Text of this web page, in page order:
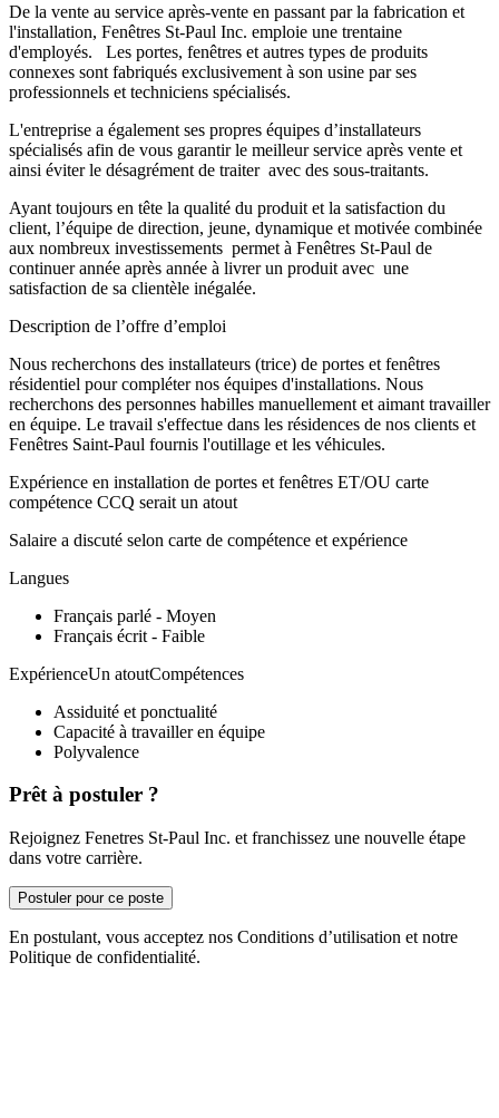
De la vente au service après-vente en passant par la fabrication et
l'installation, Fenêtres St-Paul Inc. emploie une trentaine
d'employés. Les portes, fenêtres et autres types de produits
connexes sont fabriqués exclusivement à son usine par ses
professionnels et techniciens spécialisés.
L'entreprise a également ses propres équipes d’installateurs
spécialisés afin de vous garantir le meilleur service après vente et
ainsi éviter le désagrément de traiter avec des sous-traitants.
Ayant toujours en tête la qualité du produit et la satisfaction du
client, l’équipe de direction, jeune, dynamique et motivée combinée
aux nombreux investissements permet à Fenêtres St-Paul de
continuer année après année à livrer un produit avec une
satisfaction de sa clientèle inégalée.
Description de l’offre d’emploi
Nous recherchons des installateurs (trice) de portes et fenêtres
résidentiel pour compléter nos équipes d'installations. Nous
recherchons des personnes habilles manuellement et aimant travailler
en équipe. Le travail s'effectue dans les résidences de nos clients et
Fenêtres Saint-Paul fournis l'outillage et les véhicules.
Expérience en installation de portes et fenêtres ET/OU carte
compétence CCQ serait un atout
Salaire a discuté selon carte de compétence et expérience
Langues
Français parlé - Moyen
Français écrit - Faible
ExpérienceUn atoutCompétences
Assiduité et ponctualité
Capacité à travailler en équipe
Polyvalence
Prêt à postuler ?
Rejoignez Fenetres St-Paul Inc. et franchissez une nouvelle étape
dans votre carrière.
Postuler pour ce poste
En postulant, vous acceptez nos Conditions d’utilisation et notre
Politique de confidentialité.